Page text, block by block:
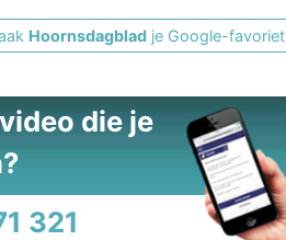
Hoornsdagblad je Google-favoriet
die je
321